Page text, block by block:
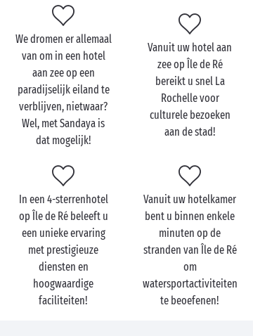
Maritime gaat u via
naar de vuurtoren
‘Phare des Baleines’ en de zoutmoerassen, met z’n
tweeën of met uw groep vrienden. Een leuk uitstapje
voor het hele gezin is het
Aquarium van La Rochelle
gelegen op enkele kilometers van Île de Ré. Ontdek
Île de Ré op een andere manier, in een Sandaya-hotel
aan zee.
Belangrijke vraag: wanneer bent u van plan om op
We dromen er allemaal
van om in een hotel
aan zee op een
paradijselijk eiland te
verblijven, nietwaar?
Wel, met Sandaya is
dat mogelijk!
Vanuit uw hotel aan
zee op Île de Ré
bereikt u snel La
Rochelle voor
culturele bezoeken
aan de stad!
In een 4-sterrenhotel
op Île de Ré beleeft u
een unieke ervaring
met prestigieuze
diensten en
hoogwaardige
faciliteiten!
Vanuit uw hotelkamer
bent u binnen enkele
minuten op de
stranden van Île de Ré
om
watersportactiviteiten
te beoefenen!